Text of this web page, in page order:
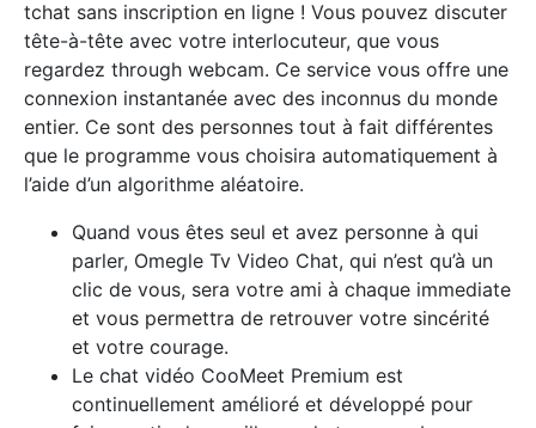
tchat sans inscription en ligne ! Vous pouvez discuter
tête-à-tête avec votre interlocuteur, que vous
regardez through webcam. Ce service vous offre une
connexion instantanée avec des inconnus du monde
entier. Ce sont des personnes tout à fait différentes
que le programme vous choisira automatiquement à
l’aide d’un algorithme aléatoire.
Quand vous êtes seul et avez personne à qui
parler, Omegle Tv Video Chat, qui n’est qu’à un
clic de vous, sera votre ami à chaque immediate
et vous permettra de retrouver votre sincérité
et votre courage.
Le chat vidéo CooMeet Premium est
continuellement amélioré et développé pour